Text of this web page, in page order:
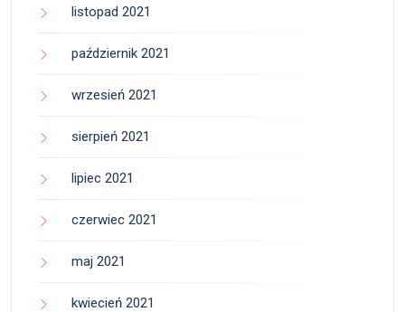
listopad 2021
październik 2021
wrzesień 2021
sierpień 2021
lipiec 2021
czerwiec 2021
maj 2021
kwiecień 2021